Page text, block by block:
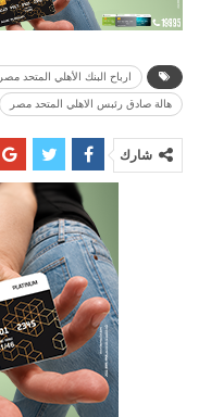
ارباح البنك الأهلي المتحد مصر
هالة صادق رئبس الاهلي المتحد مصر
شارك